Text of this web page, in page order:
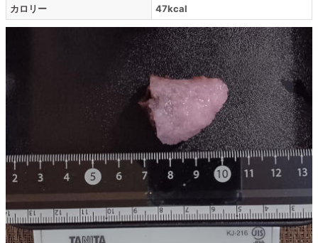
カロリー 47kcal